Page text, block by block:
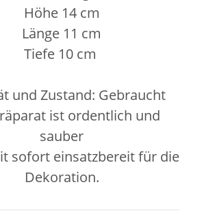
Höhe 14 cm
Länge 11 cm
Tiefe 10 cm
und Zustand: Gebraucht
ist ordentlich und
sauber
sofort einsatzbereit für die
Dekoration.